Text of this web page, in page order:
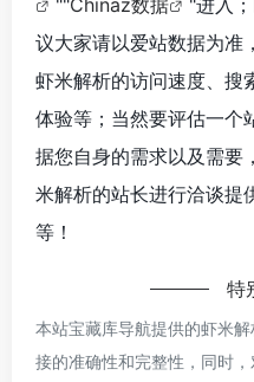
议大家请以爱站数据为准
虾米解析的访问速度、搜
体验等；当然要评估一个
据您自身的需求以及需要
米解析的站长进行洽谈提
等！
特
本站宝藏库导航提供的虾米
接的准确性和完整性，同时